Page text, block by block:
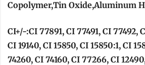
Copolymer,Tin Oxide,Aluminum
CI+/-:CI 77891, CI 77491, CI 77492,
CI 19140, CI 15850, CI 15850:1, CI
74260, CI 74160, CI 77266, CI